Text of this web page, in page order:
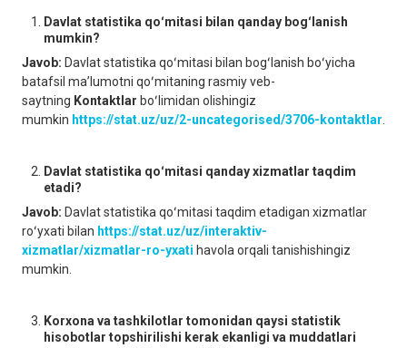
Davlat statistika qoʻmitasi bilan qanday bogʻlanish
mumkin?
Javob: Davlat statistika qoʻmitasi bilan bogʻlanish boʻyicha
batafsil maʼlumotni qoʻmitaning rasmiy veb-
saytning Kontaktlar boʻlimidan olishingiz
mumkin https://stat.uz/uz/2-uncategorised/3706-kontaktlar
Davlat statistika qoʻmitasi qanday xizmatlar taqdim
etadi?
Javob: Davlat statistika qoʻmitasi taqdim etadigan xizmatlar
roʻyxati bilan https://stat.uz/uz/interaktiv-
xizmatlar/xizmatlar-ro-yxati havola orqali tanishishingiz
mumkin.
Korxona va tashkilotlar tomonidan qaysi statistik
hisobotlar topshirilishi kerak ekanligi va muddatlari